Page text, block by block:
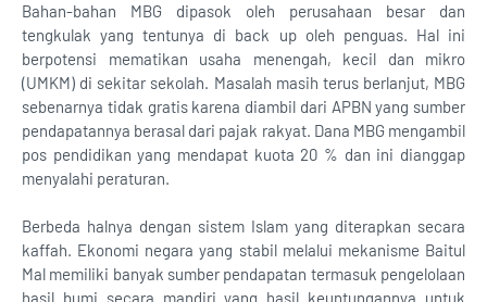
Bahan-bahan MBG dipasok oleh perusahaan besar dan
tengkulak yang tentunya di back up oleh penguas. Hal ini
berpotensi mematikan usaha menengah, kecil dan mikro
(UMKM) di sekitar sekolah. Masalah masih terus berlanjut, MBG
sebenarnya tidak gratis karena diambil dari APBN yang sumber
pendapatannya berasal dari pajak rakyat. Dana MBG mengambil
pos pendidikan yang mendapat kuota 20 % dan ini dianggap
menyalahi peraturan.
Berbeda halnya dengan sistem Islam yang diterapkan secara
kaffah. Ekonomi negara yang stabil melalui mekanisme Baitul
Mal memiliki banyak sumber pendapatan termasuk pengelolaan
hasil bumi secara mandiri yang hasil keuntungannya untuk